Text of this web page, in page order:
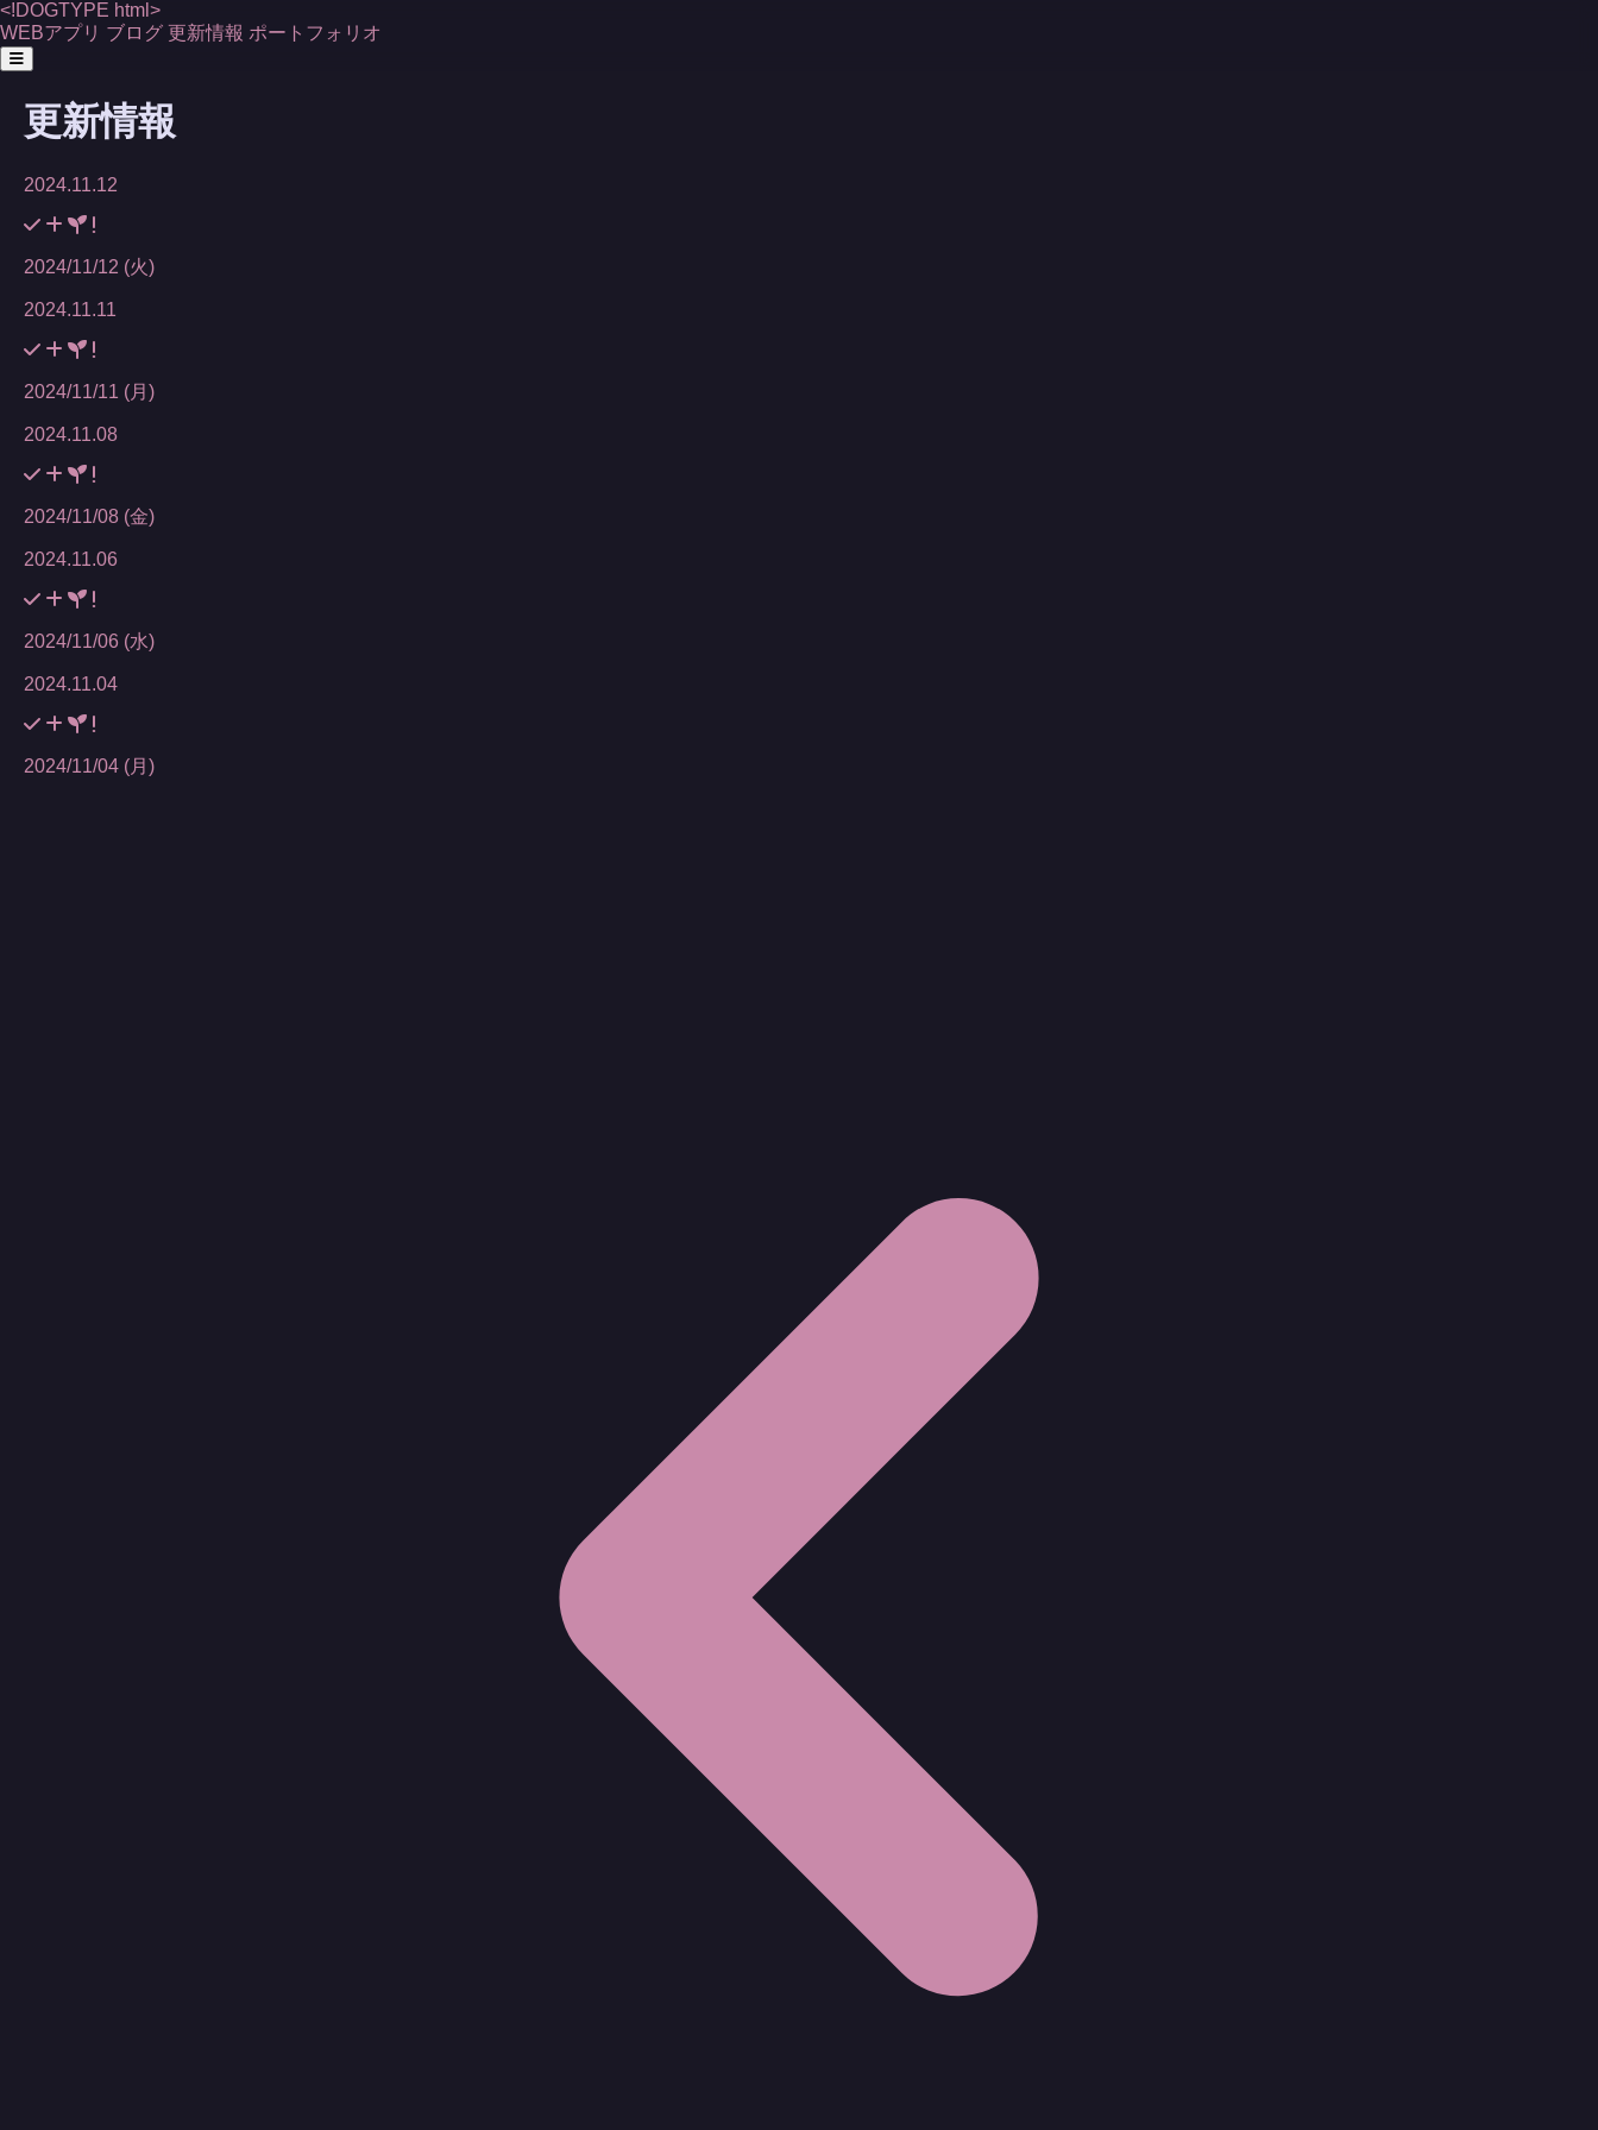
<!DOGTYPE html>
WEBアプリ ブログ 更新情報 ポートフォリオ
更新情報
2024.11.12
2024/11/12 (火)
2024.11.11
2024/11/11 (月)
2024.11.08
2024/11/08 (金)
2024.11.06
2024/11/06 (水)
2024.11.04
2024/11/04 (月)